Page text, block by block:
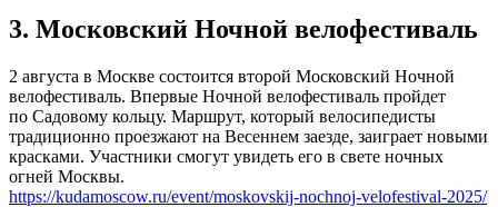
3. Московский Ночной велофестиваль
2 августа в Москве состоится второй Московский Ночной
велофестиваль. Впервые Ночной велофестиваль пройдет
по Садовому кольцу. Маршрут, который велосипедисты
традиционно проезжают на Весеннем заезде, заиграет новыми
красками. Участники смогут увидеть его в свете ночных
огней Москвы.
https://kudamoscow.ru/event/moskovskij-nochnoj-velofestival-2025/